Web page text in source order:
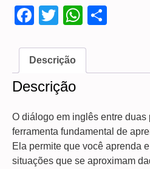
Facebook
Twitter
Descrição
Descrição
O diálogo em inglês entre duas
ferramenta fundamental de
Ela permite que você aprenda
situações que se aproximam